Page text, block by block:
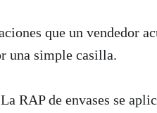
que un vendedor
una simple casilla.
RAP de envases se